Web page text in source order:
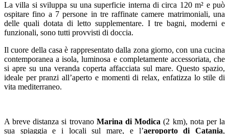
La villa si sviluppa su una superficie interna di circa 120 m² e può
ospitare fino a 7 persone in tre raffinate camere matrimoniali, una
delle quali dotata di letto supplementare. I tre bagni, moderni e
funzionali, sono tutti provvisti di doccia.
Il cuore della casa è rappresentato dalla zona giorno, con una cucina
contemporanea a isola, luminosa e completamente accessoriata, che
si apre su una veranda coperta affacciata sul mare. Questo spazio,
ideale per pranzi all’aperto e momenti di relax, enfatizza lo stile di
vita mediterraneo.
A breve distanza si trovano Marina di Modica (2 km), nota per la
sua spiaggia e i locali sul mare, e l’aeroporto di Catania,